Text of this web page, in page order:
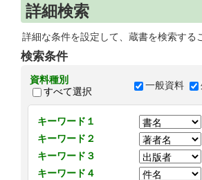
詳細検索
詳細な条件を設定して、蔵書を検索する
検索条件
資料種別
すべて選択
一般資料
キーワード１
キーワード２
キーワード３
キーワード４